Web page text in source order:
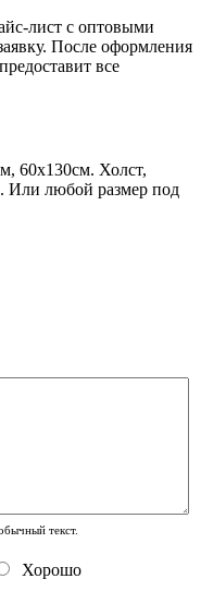
лист с оптовыми
После оформления
все
60х130см. Холст,
Или любой размер под
текст.
Хорошо